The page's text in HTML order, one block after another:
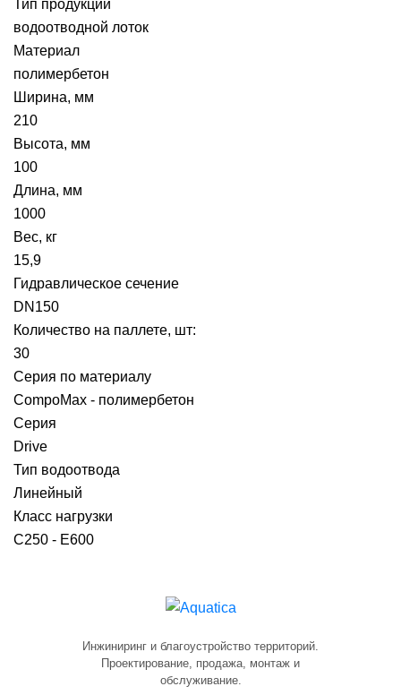
Тип продукции
водоотводной лоток
Материал
полимербетон
Ширина, мм
210
Высота, мм
100
Длина, мм
1000
Вес, кг
15,9
Гидравлическое сечение
DN150
Количество на паллете, шт:
30
Серия по материалу
CompoMax - полимербетон
Серия
Drive
Тип водоотвода
Линейный
Класс нагрузки
C250 - E600
Инжиниринг и благоустройство территорий.
Проектирование, продажа, монтаж и
обслуживание.